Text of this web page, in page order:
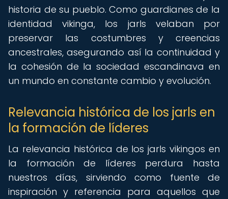
historia de su pueblo. Como guardianes de la
identidad vikinga, los jarls velaban por
preservar las costumbres y creencias
ancestrales, asegurando así la continuidad y
la cohesión de la sociedad escandinava en
un mundo en constante cambio y evolución.
Relevancia histórica de los jarls en
la formación de líderes
La relevancia histórica de los jarls vikingos en
la formación de líderes perdura hasta
nuestros días, sirviendo como fuente de
inspiración y referencia para aquellos que